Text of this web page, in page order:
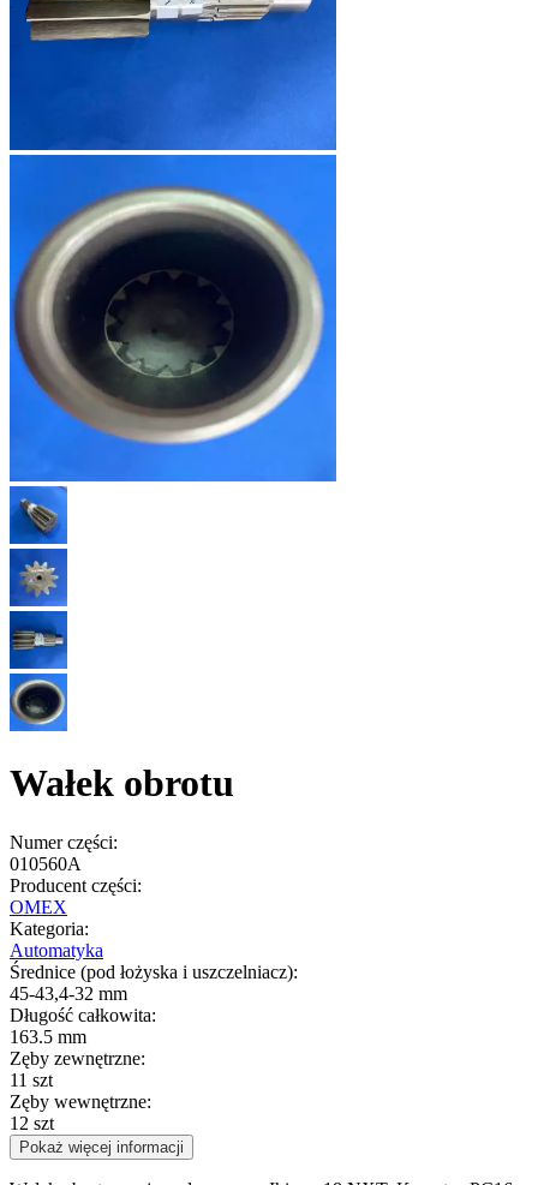
Wałek obrotu
Numer części:
010560A
Producent części:
OMEX
Kategoria:
Automatyka
Średnice (pod łożyska i uszczelniacz):
45-43,4-32 mm
Długość całkowita:
163.5 mm
Zęby zewnętrzne:
11 szt
Zęby wewnętrzne:
12 szt
Pokaż więcej informacji